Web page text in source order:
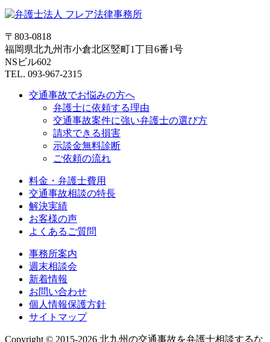
〒803-0818
福岡県北九州市小倉北区竪町1丁目6番1号
NSビル602
TEL. 093-967-2315
交通事故でお悩みの方へ
弁護士に依頼する理由
交通事故案件に強い弁護士の選び方
請求できる損害
示談金無料診断
ご依頼の流れ
料金・弁護士費用
交通事故相談の特長
解決実績
お客様の声
よくあるご質問
事務所案内
週末相談会
新着情報
お問い合わせ
個人情報保護方針
サイトマップ
Copyright © 2015-2026 北九州の交通事故を弁護士相談するな